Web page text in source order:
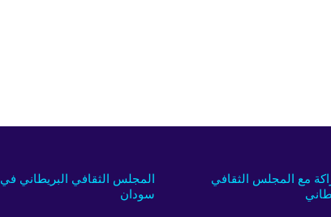
المجلس الثقافي البريطاني في
سودان
مع المجلس الثقافي